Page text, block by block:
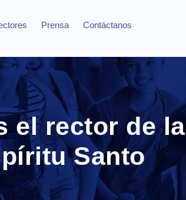
Prensa Contáctanos
el rector de la
Santo